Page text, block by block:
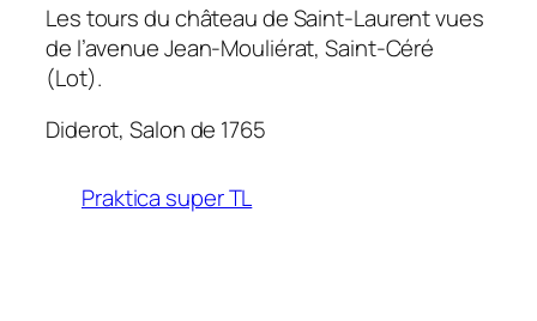
Les tours du château de Saint-Laurent vues
de l’avenue Jean-Mouliérat, Saint-Céré
(Lot).
Diderot,Salon de 1765
Praktica super TL